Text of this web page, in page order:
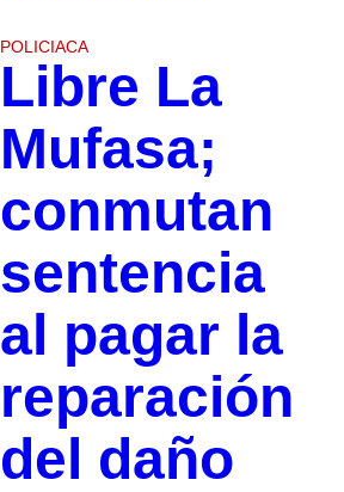
POLICIACA
Libre La
Mufasa;
conmutan
sentencia
al pagar la
reparación
del daño